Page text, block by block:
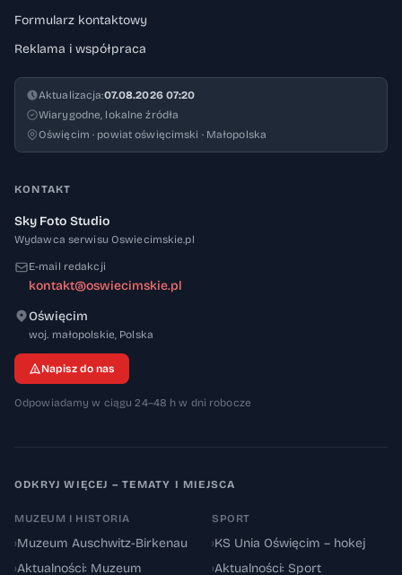
Formularz kontaktowy
Reklama i współpraca
Aktualizacja:07.08.2026 07:20
Wiarygodne, lokalne źródła
Oświęcim · powiat oświęcimski · Małopolska
KONTAKT
Sky Foto Studio
Wydawca serwisu Oswiecimskie.pl
E-mail redakcji
kontakt@oswiecimskie.pl
Oświęcim
woj. małopolskie, 32-600
Polska
Napisz do nas
Odpowiadamy w ciągu 24–48 h w dni robocze
ODKRYJ WIĘCEJ – TEMATY I MIEJSCA
MUZEUM I HISTORIA
›Muzeum Auschwitz-Birkenau
›Aktualności: Muzeum
SPORT
›KS Unia Oświęcim – hokej
›Aktualności: Sport